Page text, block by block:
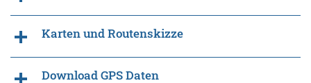
Karten und Routenskizze
Download GPS Daten